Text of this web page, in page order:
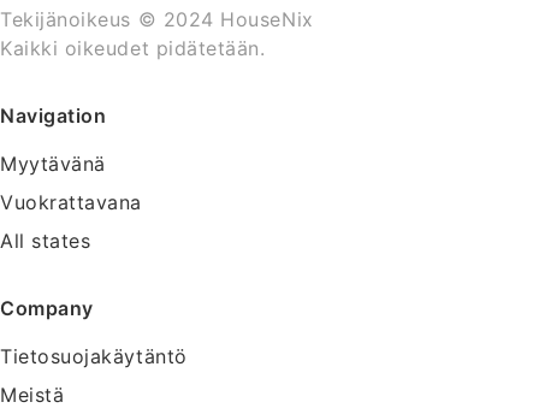
Tekijänoikeus © 2024 HouseNix
Kaikki oikeudet pidätetään.
Navigation
Myytävänä
Vuokrattavana
All states
Company
Tietosuojakäytäntö
Meistä